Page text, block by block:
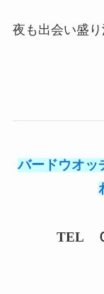
夜も出会い盛
バードウオッ
TEL